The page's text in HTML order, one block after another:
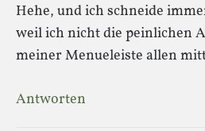
Hehe, und ich schneide
weil ich nicht die peinlichen
meiner Menueleiste allen
Antworten